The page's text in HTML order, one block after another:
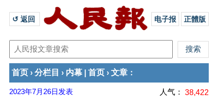
↺ 返回 电子报 正體版
首页 › 分栏目 › 内幕 首页 › 文章 ：
2023年7月26日 发表 人气： 38,422